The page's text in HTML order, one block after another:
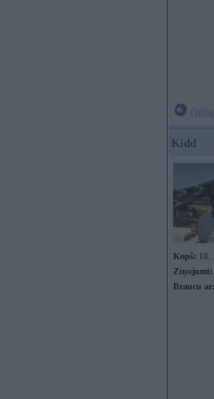
Kidd
Kopš: 18.
Ziņojumi:
Braucu ar: